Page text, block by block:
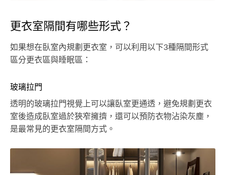
更衣室隔間有哪些形式？
如果想在臥室內規劃更衣室，可以利用以下3種隔間形式
區分更衣區與睡眠區：
玻璃拉門
透明的玻璃拉門視覺上可以讓臥室更通透，避免規劃更衣
室後造成臥室過於狹窄擁擠，還可以預防衣物沾染灰塵，
是最常見的更衣室隔間方式。